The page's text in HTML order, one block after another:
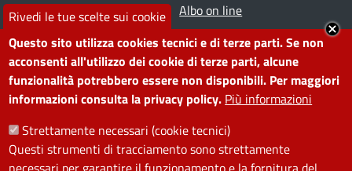
Rivedi le tue scelte sui cookie
Questo sito utilizza cookies tecnici e di terze parti. Se non
acconsenti all'utilizzo dei cookie di terze parti, alcune
funzionalità potrebbero essere non disponibili. Per maggiori
informazioni consulta la privacy policy. Più informazioni
Strettamente necessari (cookie tecnici)
Questi strumenti di tracciamento sono strettamente
Prenota appuntamento
Segnala disservizio
Amministrazione
trasparente
Note legali
Albo on line
Redazione web
Piano di miglioramento dei
servizi
Contatti
SEGUICI SU